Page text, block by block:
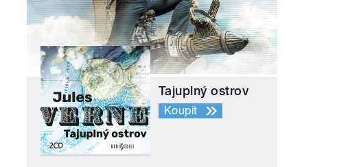
Tajuplný ostrov
Koupit